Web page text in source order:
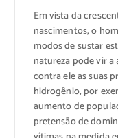
Em vista da
nascimentos, o
modos de sustar
natureza pode vir
contra ele as suas
hidrogênio, por
aumento de
pretensão de